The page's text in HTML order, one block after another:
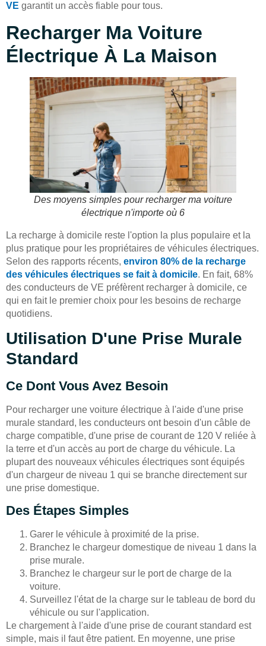
VE garantit un accès fiable pour tous.
Recharger Ma Voiture
Électrique À La Maison
Des moyens simples pour recharger ma voiture
électrique n'importe où 6
La recharge à domicile reste l'option la plus populaire et la
plus pratique pour les propriétaires de véhicules électriques.
Selon des rapports récents, environ 80% de la recharge
des véhicules électriques se fait à domicile. En fait, 68%
des conducteurs de VE préfèrent recharger à domicile, ce
qui en fait le premier choix pour les besoins de recharge
quotidiens.
Utilisation D'une Prise Murale
Standard
Ce Dont Vous Avez Besoin
Pour recharger une voiture électrique à l'aide d'une prise
murale standard, les conducteurs ont besoin d'un câble de
charge compatible, d'une prise de courant de 120 V reliée à
la terre et d'un accès au port de charge du véhicule. La
plupart des nouveaux véhicules électriques sont équipés
d'un chargeur de niveau 1 qui se branche directement sur
une prise domestique.
Des Étapes Simples
Garer le véhicule à proximité de la prise.
Branchez le chargeur domestique de niveau 1 dans la
prise murale.
Branchez le chargeur sur le port de charge de la
voiture.
Surveillez l'état de la charge sur le tableau de bord du
véhicule ou sur l'application.
Le chargement à l'aide d'une prise de courant standard est
simple, mais il faut être patient. En moyenne, une prise